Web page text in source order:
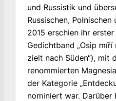
und Russistik und
Russischen, Polnischen
2015 erschien ihr
Gedichtband „Osip míří
zielt nach Süden“), mit
renommierten
der Kategorie
nominiert war. Darüber